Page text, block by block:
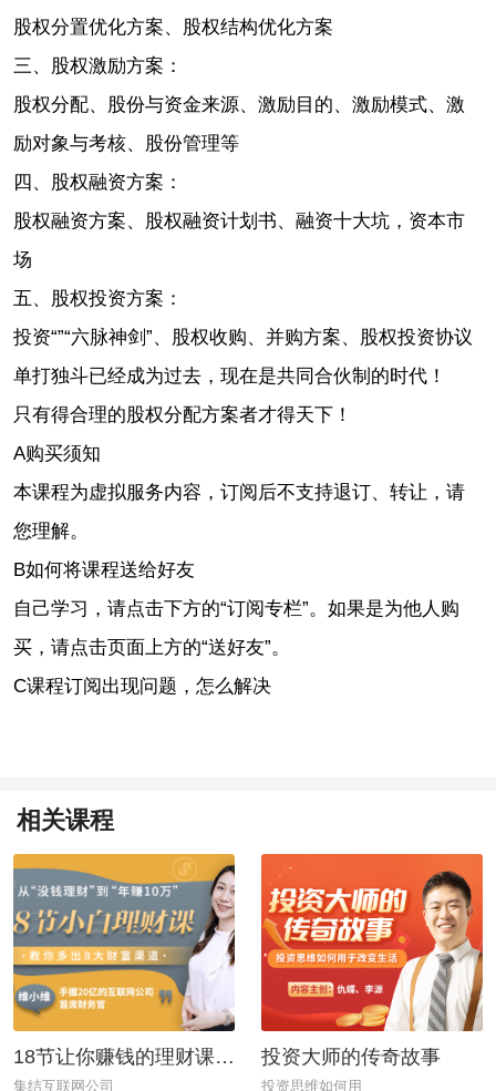
股权分置优化方案、股权结构优化方案
三、股权激励方案：
股权分配、股份与资金来源、激励目的、激励模式、激
励对象与考核、股份管理等
四、股权融资方案：
股权融资方案、股权融资计划书、融资十大坑，资本市
场
五、股权投资方案：
投资“”“六脉神剑”、股权收购、并购方案、股权投资协议
单打独斗已经成为过去，现在是共同合伙制的时代！
只有得合理的股权分配方案者才得天下！
A购买须知
本课程为虚拟服务内容，订阅后不支持退订、转让，请
您理解。
B如何将课程送给好友
自己学习，请点击下方的“订阅专栏”。如果是为他人购
买，请点击页面上方的“送好友”。
C课程订阅出现问题，怎么解决
相关课程
18节让你赚钱的理财课：让你从“没钱理财”到“年收益10万”
集结互联网公司
投资大师的传奇故事
投资思维如何用